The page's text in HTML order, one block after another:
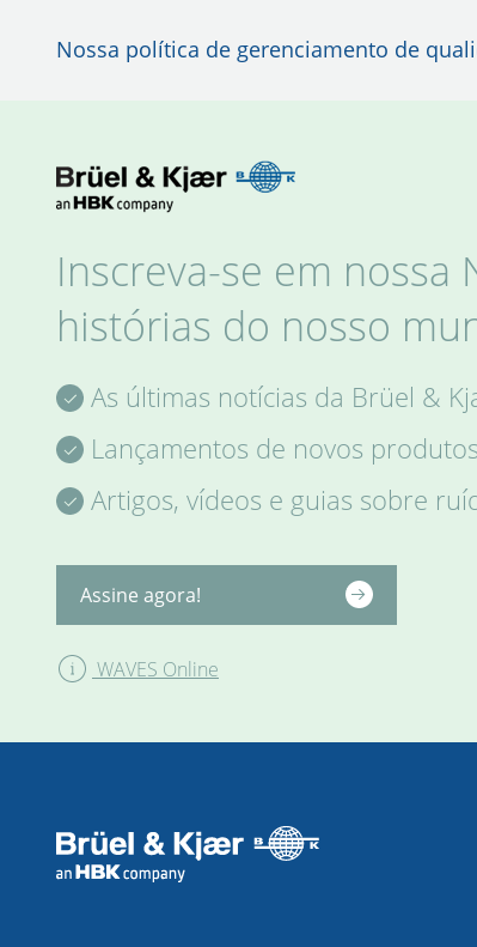
Nossa política de gerenciamento de
Inscreva-se em nossa
histórias do nosso
As últimas notícias da Brüel &
Lançamentos de novos
Artigos, vídeos e guias sobre
Assine agora!
WAVES Online